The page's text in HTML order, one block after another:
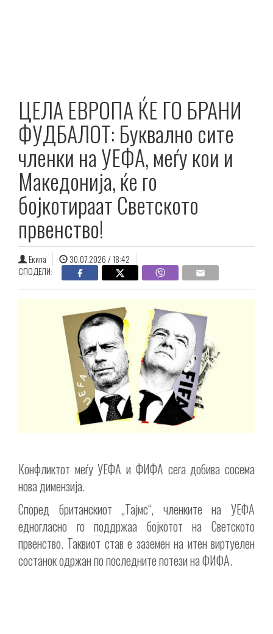
ЦЕЛА ЕВРОПА ЌЕ ГО БРАНИ
ФУДБАЛОТ: Буквално сите
членки на УЕФА, меѓу кои и
Македонија, ќе го
бојкотираат Светското
првенство!
Екипа
30.07.2026 / 18:42
СПОДЕЛИ:
Конфликтот меѓу УЕФА и ФИФА сега добива сосема
нова димензија.
Според британскиот „Тајмс“, членките на УЕФА
едногласно го поддржаа бојкотот на Светското
првенство. Таквиот став е заземен на итен виртуелен
состанок одржан по последните потези на ФИФА.